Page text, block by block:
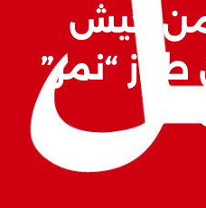
إصابة 3 جنود من جيش
“نمر”